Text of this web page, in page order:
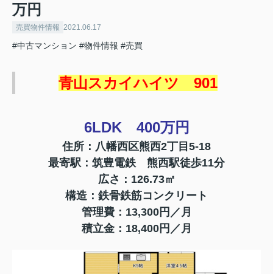
万円
売買物件情報 2021.06.17
#中古マンション #物件情報 #売買
青山スカイハイツ 901
6LDK 400万円
住所：八幡西区熊西2丁目5-18
最寄駅：筑豊電鉄 熊西駅徒歩11分
広さ：126.73㎡
構造：鉄骨鉄筋コンクリート
管理費：13,300円／月
積立金：18,400円／月